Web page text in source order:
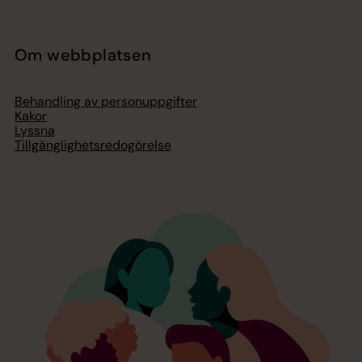
Om webbplatsen
Behandling av personuppgifter
Kakor
Lyssna
Tillgänglighetsredogörelse